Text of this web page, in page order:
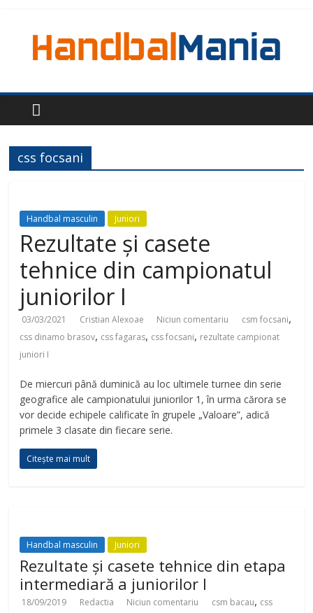
css focsani
Handbal masculin Juniori
Rezultate și casete
tehnice din campionatul
juniorilor I
03/03/2021 Cristian Alexoae Niciun comentariu csm focsani,
css dinamo brasov, css fagaras, css focsani, rezultate campionat
juniori I
De miercuri până duminică au loc ultimele turnee din serie
geografice ale campionatului juniorilor 1, în urma cărora se
vor decide echipele calificate în grupele „Valoare”, adică
primele 3 clasate din fiecare serie.
Citește mai mult
Handbal masculin Juniori
Rezultate și casete tehnice din etapa
intermediară a juniorilor I
18/09/2019 Redactia Niciun comentariu csm bacau, css